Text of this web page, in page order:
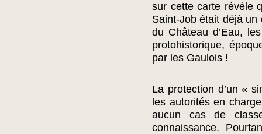
sur cette carte révèle
Saint-Job était déjà un
du Château d’Eau,
protohistorique,
par les Gaulois !
La protection d’un «
les autorités en
aucun cas de
connaissance.